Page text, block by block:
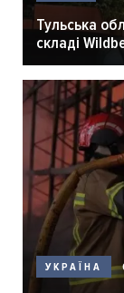
Тульська
складі
УКРАЇНА